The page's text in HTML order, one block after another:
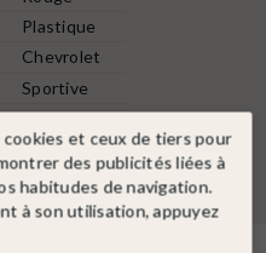
Plastique
Chevrolet
Sportive
1961 à 1980
et ceux de tiers pour
des publicités liées à
habitudes de navigation.
à son utilisation, appuyez